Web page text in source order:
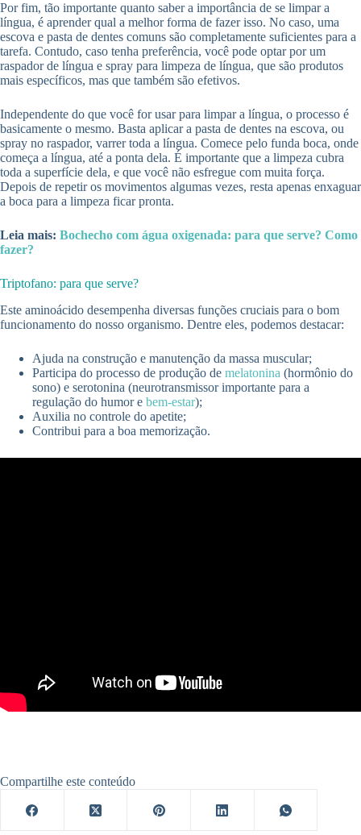
Por fim, tão importante quanto saber a importância de se limpar a
língua, é aprender qual a melhor forma de fazer isso. No caso, uma
escova e pasta de dentes comuns são completamente suficientes para a
tarefa. Contudo, caso tenha preferência, você pode optar por um
raspador de língua e spray para limpeza de língua, que são produtos
mais específicos, mas que também são efetivos.
Independente do que você for usar para limpar a língua, o processo é
basicamente o mesmo. Basta aplicar a pasta de dentes na escova, ou
spray no raspador, varrer toda a língua. Comece pelo funda boca, onde
começa a língua, até a ponta dela. É importante que a limpeza cubra
toda a superfície dela, e que você não esfregue com muita força.
Depois de repetir os movimentos algumas vezes, resta apenas enxaguar
a boca para a limpeza ficar pronta.
Leia mais: Bochecho com água oxigenada: para que serve? Como
fazer?
Triptofano: para que serve?
Este aminoácido desempenha diversas funções cruciais para o bom
funcionamento do nosso organismo. Dentre eles, podemos destacar:
Ajuda na construção e manutenção da massa muscular;
Participa do processo de produção de melatonina (hormônio do
sono) e serotonina (neurotransmissor importante para a
regulação do humor e bem-estar);
Auxilia no controle do apetite;
Contribui para a boa memorização.
Compartilhe este conteúdo